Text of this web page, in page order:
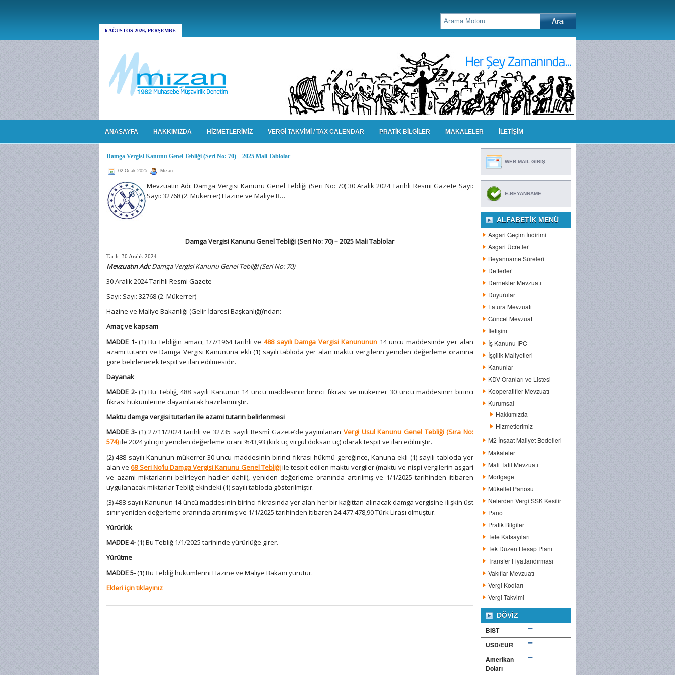
6 AĞUSTOS 2026, PERŞEMBE
ANASAYFA HAKKIMIZDA HİZMETLERİMİZ VERGİ TAKVİMİ / TAX CALENDAR PRATİK BİLGİLER MAKALELER İLETİŞİM
Damga Vergisi Kanunu Genel Tebliği (Seri No: 70) – 2025 Mali Tablolar
02 Ocak 2025 Mizan
Mevzuatın Adı: Damga Vergisi Kanunu Genel Tebliği (Seri No: 70) 30 Aralık 2024 Tarihli Resmi Gazete Sayı:
Sayı: 32768 (2. Mükerrer) Hazine ve Maliye B…
Damga Vergisi Kanunu Genel Tebliği (Seri No: 70) – 2025 Mali Tablolar
Tarih: 30 Aralık 2024
Mevzuatın Adı:Damga Vergisi Kanunu Genel Tebliği (Seri No: 70)
30 Aralık 2024 Tarihli Resmi Gazete
Sayı: Sayı: 32768 (2. Mükerrer)
Hazine ve Maliye Bakanlığı (Gelir İdaresi Başkanlığı)’ndan:
Amaç ve kapsam
MADDE 1-(1) Bu Tebliğin amacı, 1/7/1964 tarihli ve488 sayılı Damga Vergisi Kanununun 14 üncü maddesinde yer alan
azami tutarın ve Damga Vergisi Kanununa ekli (1) sayılı tabloda yer alan maktu vergilerin yeniden değerleme oranına
göre belirlenerek tespit ve ilan edilmesidir.
Dayanak
MADDE 2-(1) Bu Tebliğ, 488 sayılı Kanunun 14 üncü maddesinin birinci fıkrası ve mükerrer 30 uncu maddesinin birinci
fıkrası hükümlerine dayanılarak hazırlanmıştır.
Maktu damga vergisi tutarları ile azami tutarın belirlenmesi
MADDE 3-(1) 27/11/2024 tarihli ve 32735 sayılı Resmî Gazete’de yayımlananVergi Usul Kanunu Genel Tebliği (Sıra No:
574)ile 2024 yılı için yeniden değerleme oranı %43,93 (kırk üç virgül doksan üç) olarak tespit ve ilan edilmiştir.
(2) 488 sayılı Kanunun mükerrer 30 uncu maddesinin birinci fıkrası hükmü gereğince, Kanuna ekli (1) sayılı tabloda yer
alan ve68 Seri No’lu Damga Vergisi Kanunu Genel Tebliğiile tespit edilen maktu vergiler (maktu ve nispi vergilerin asgari
ve azami miktarlarını belirleyen hadler dahil), yeniden değerleme oranında artırılmış ve 1/1/2025 tarihinden itibaren
uygulanacak miktarlar Tebliğ ekindeki (1) sayılı tabloda gösterilmiştir.
(3) 488 sayılı Kanunun 14 üncü maddesinin birinci fıkrasında yer alan her bir kağıttan alınacak damga vergisine ilişkin üst
sınır yeniden değerleme oranında artırılmış ve 1/1/2025 tarihinden itibaren 24.477.478,90 Türk Lirası olmuştur.
Yürürlük
MADDE 4-(1) Bu Tebliğ 1/1/2025 tarihinde yürürlüğe girer.
Yürütme
MADDE 5-(1) Bu Tebliğ hükümlerini Hazine ve Maliye Bakanı yürütür.
Ekleri için tıklayınız
WEB MAIL GİRİŞ
E-BEYANNAME
ALFABETIK MENÜ
Asgari Geçim İndirimi
Asgari Ücretler
Beyanname Süreleri
Defterler
Dernekler Mevzuatı
Duyurular
Fatura Mevzuatı
Güncel Mevzuat
İletişim
İş Kanunu IPC
İşçilik Maliyetleri
Kanunlar
KDV Oranları ve Listesi
Kooperatifler Mevzuatı
Kurumsal
Hakkımızda
Hizmetlerimiz
M2 İnşaat Maliyet Bedelleri
Makaleler
Mali Tatil Mevzuatı
Mortgage
Mükellef Panosu
Nelerden Vergi SSK Kesilir
Pano
Pratik Bilgiler
Tefe Katsayıları
Tek Düzen Hesap Planı
Transfer Fiyatlandırması
Vakıflar Mevzuatı
Vergi Kodları
Vergi Takvimi
DÖVIZ
BIST
USD/EUR
Amerikan
Doları